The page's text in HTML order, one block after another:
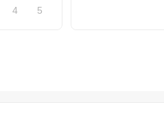
4 5